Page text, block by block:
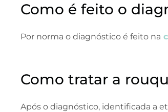
Como é feito o
Por norma o diagnóstico é feito na
Como tratar a
Após o diagnóstico, identificada a